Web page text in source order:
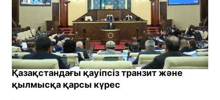
Қазақстандағы қауіпсіз транзит және
қылмысқа қарсы күрес